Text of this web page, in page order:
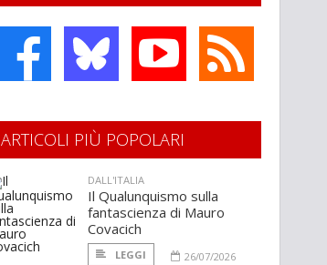
ARTICOLI PIÙ POPOLARI
DALL'ITALIA
Il Qualunquismo sulla
fantascienza di Mauro
Covacich
LEGGI
26/07/2026